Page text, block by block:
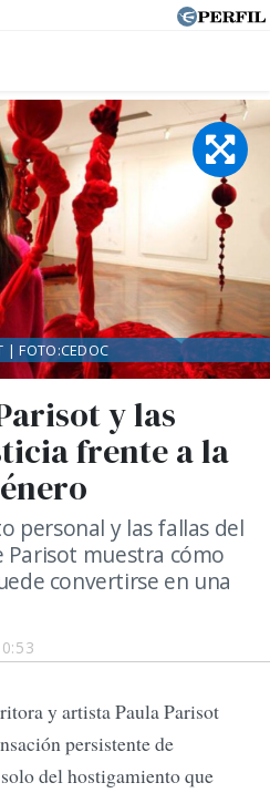
y las
frente a la
personal y las fallas del
Parisot muestra cómo
convertirse en una
| FOTO:CEDOC
y artista Paula Parisot
persistente de
del hostigamiento que